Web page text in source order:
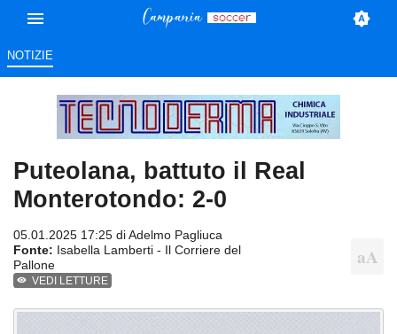
NOTIZIE
Puteolana, battuto il Real
Monterotondo: 2-0
05.01.2025 17:25 diAdelmo Pagliuca
Fonte: Isabella Lamberti - Il Corriere del
Pallone
VEDI LETTURE